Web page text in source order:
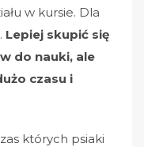
w kursie. Dla
Lepiej skupić się
do nauki, ale
czasu i
których psiaki